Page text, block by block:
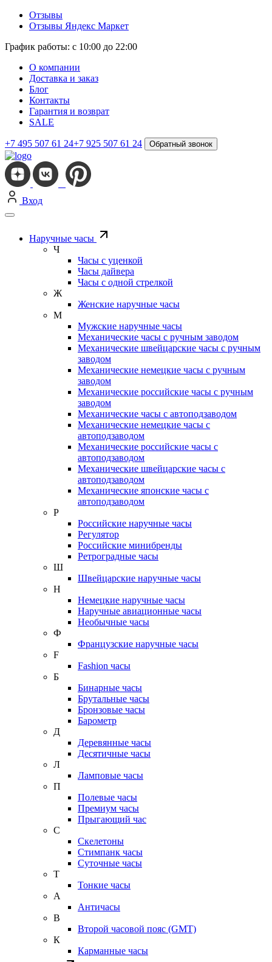
Отзывы
Отзывы Яндекс Маркет
График работы: с 10:00 до 22:00
О компании
Доставка и заказ
Блог
Контакты
Гарантия и возврат
SALE
+7 495 507 61 24+7 925 507 61 24 Обратный звонок
Вход
Наручные часы
Ч
Часы с уценкой
Часы дайвера
Часы с одной стрелкой
Ж
Женские наручные часы
М
Мужские наручные часы
Механические часы с ручным заводом
Механические швейцарские часы с ручным
заводом
Механические немецкие часы с ручным
заводом
Механические российские часы с ручным
заводом
Механические часы с автоподзаводом
Механические немецкие часы с
автоподзаводом
Механические российские часы с
автоподзаводом
Механические швейцарские часы с
автоподзаводом
Механические японские часы с
автоподзаводом
Р
Российские наручные часы
Регулятор
Российские минибренды
Ретроградные часы
Ш
Швейцарские наручные часы
Н
Немецкие наручные часы
Наручные авиационные часы
Необычные часы
Ф
Французские наручные часы
F
Fashion часы
Б
Бинарные часы
Брутальные часы
Бронзовые часы
Барометр
Д
Деревянные часы
Десятичные часы
Л
Ламповые часы
П
Полевые часы
Премиум часы
Прыгающий час
С
Скелетоны
Стимпанк часы
Суточные часы
Т
Тонкие часы
А
Античасы
В
Второй часовой пояс (GMT)
К
Карманные часы